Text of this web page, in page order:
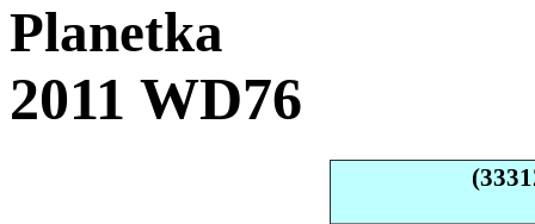
Planetka
2011 WD76